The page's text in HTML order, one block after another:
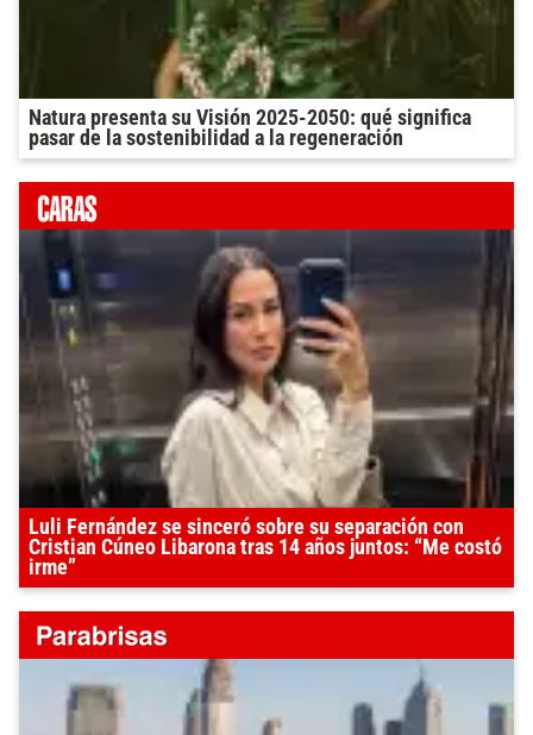
Natura presenta su Visión 2025-2050: qué significa
pasar de la sostenibilidad a la regeneración
Luli Fernández se sinceró sobre su separación con
Cristian Cúneo Libarona tras 14 años juntos: “Me costó
irme”